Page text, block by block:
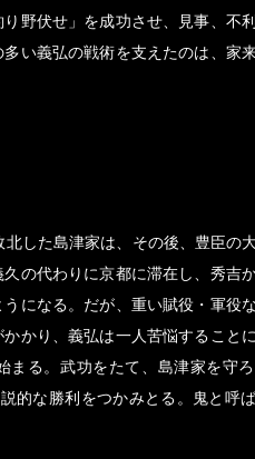
野伏せ」を成功させ、見事、不
い義弘の戦術を支えたのは、家
した島津家は、その後、豊臣の
の代わりに京都に滞在し、秀吉
になる。だが、重い賦役・軍役
かり、義弘は一人苦悩すること
まる。武功をたて、島津家を守
的な勝利をつかみとる。鬼と呼